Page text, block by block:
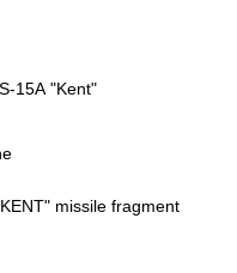
15А "Kent"
missile fragment